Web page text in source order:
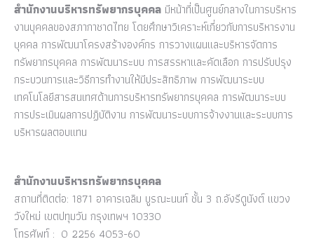
สำนักงานบริหารทรัพยากรบุคคล มีหน้าที่เป็นศูนย์กลางในการบริหาร
งานบุคคลของสภากาชาดไทย โดยศึกษาวิเคราะห์เกี่ยวกับการบริหารงาน
บุคคล การพัฒนาโครงสร้างองค์กร การวางแผนและบริหารจัดการ
ทรัพยากรบุคคล การพัฒนาระบบ การสรรหาและคัดเลือก การปรับปรุง
กระบวนการและวิธีการทำงานให้มีประสิทธิภาพ การพัฒนาระบบ
เทคโนโลยีสารสนเทศด้านการบริหารทรัพยากรบุคคล การพัฒนาระบบ
การประเมินผลการปฏิบัติงาน การพัฒนาระบบการจ้างงานและระบบการ
บริหารผลตอบแทน
สำนักงานบริหารทรัพยากรบุคคล
สถานที่ติดต่อ: 1871 อาคารเฉลิม บูรณะนนท์ ชั้น 3 ถ.อังรีดูนังต์ แขวง
วังใหม่ เขตปทุมวัน กรุงเทพฯ 10330
โทรศัพท์ : 0 2256 4053-60